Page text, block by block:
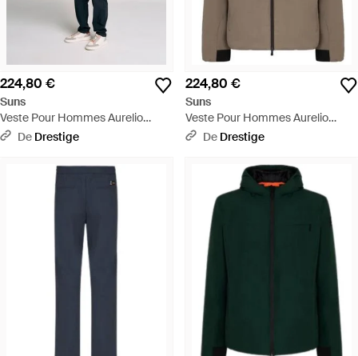
224,80 €
Suns
Veste Pour Hommes Aurelio
Velour Bordeaux - Rouge
De Drestige
224,80 €
Suns
Veste Pour Hommes Aurelio
Velour Fossil - Marron
De Drestige